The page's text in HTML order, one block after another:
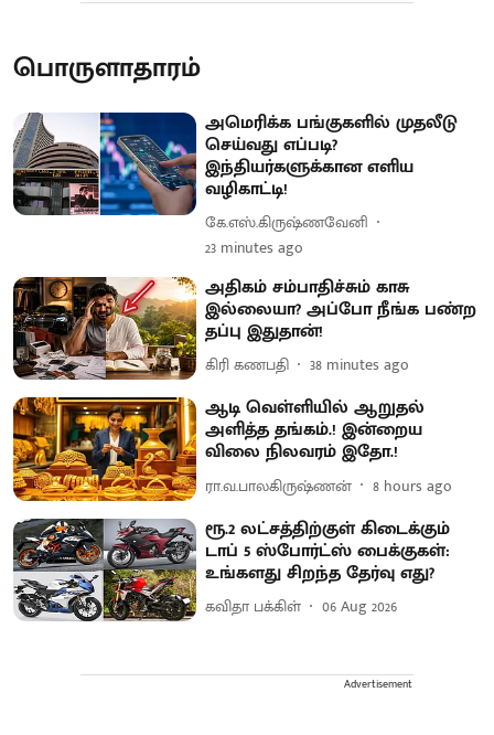
பொருளாதாரம்
அமெரிக்க பங்குகளில் முதலீடு
செய்வது எப்படி?
இந்தியர்களுக்கான எளிய
வழிகாட்டி!
கே.எஸ்.கிருஷ்ணவேனி
23 minutes ago
அதிகம் சம்பாதிச்சும் காசு
இல்லையா? அப்போ நீங்க பண்ற
தப்பு இதுதான்!
கிரி கணபதி 38 minutes ago
ஆடி வெள்ளியில் ஆறுதல்
அளித்த தங்கம்.! இன்றைய
விலை நிலவரம் இதோ.!
ரா.வ.பாலகிருஷ்ணன் 8 hours ago
ரூ.2 லட்சத்திற்குள் கிடைக்கும்
டாப் 5 ஸ்போர்ட்ஸ் பைக்குகள்:
உங்களது சிறந்த தேர்வு எது?
கவிதா பக்கிள் 06 Aug 2026
Advertisement